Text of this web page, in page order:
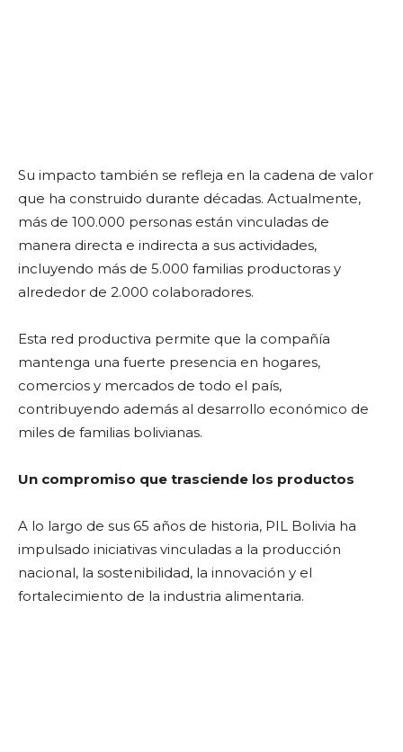
Su impacto también se refleja en la cadena de valor
que ha construido durante décadas. Actualmente,
más de 100.000 personas están vinculadas de
manera directa e indirecta a sus actividades,
incluyendo más de 5.000 familias productoras y
alrededor de 2.000 colaboradores.
Esta red productiva permite que la compañía
mantenga una fuerte presencia en hogares,
comercios y mercados de todo el país,
contribuyendo además al desarrollo económico de
miles de familias bolivianas.
Un compromiso que trasciende los productos
A lo largo de sus 65 años de historia, PIL Bolivia ha
impulsado iniciativas vinculadas a la producción
nacional, la sostenibilidad, la innovación y el
fortalecimiento de la industria alimentaria.